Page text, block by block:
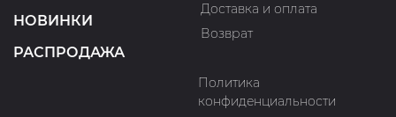
НОВИНКИ
РАСПРОДАЖА
Доставка и оплата
Возврат
Политика
конфиденциальности